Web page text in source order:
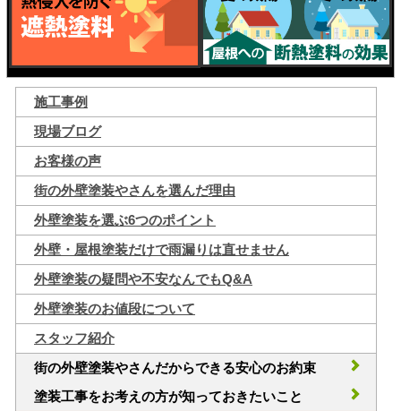
施工事例
現場ブログ
お客様の声
街の外壁塗装やさんを選んだ理由
外壁塗装を選ぶ6つのポイント
外壁・屋根塗装だけで雨漏りは直せません
外壁塗装の疑問や不安なんでもQ&A
外壁塗装のお値段について
スタッフ紹介
街の外壁塗装やさんだからできる安心のお約束
塗装工事をお考えの方が知っておきたいこと